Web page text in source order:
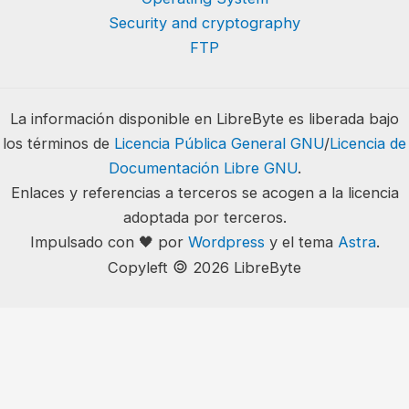
Security and cryptography
FTP
La información disponible en LibreByte es liberada bajo
los términos de Licencia Pública General GNU/Licencia de
Documentación Libre GNU.
Enlaces y referencias a terceros se acogen a la licencia
adoptada por terceros.
Impulsado con 🖤 por Wordpress y el tema Astra.
Copyleft 🄯 2026 LibreByte